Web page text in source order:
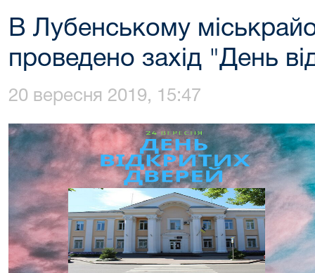
В Лубенському
проведено захід "День
20 вересня 2019, 15:47